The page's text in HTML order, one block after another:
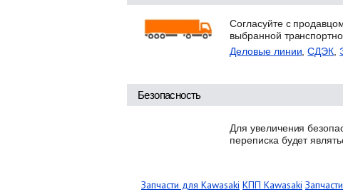
Согласуйте с
выбранной
Деловые линии ,СДЭК
Безопасность
Для увеличения
переписка будет
Запчасти для Kawasaki КПП Kawasaki